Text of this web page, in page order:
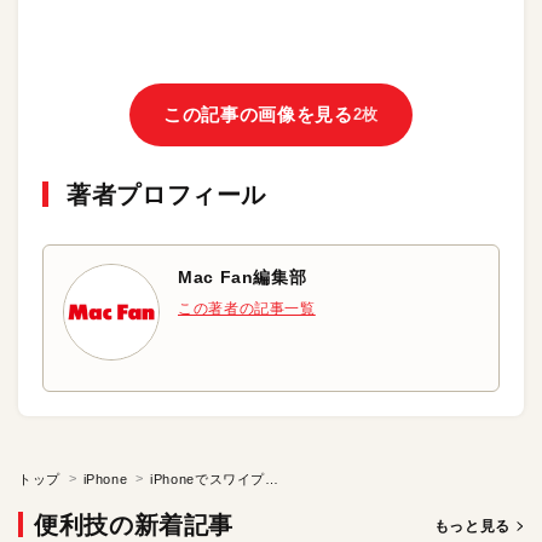
この記事の画像を見る2枚
著者プロフィール
Mac Fan編集部
この著者の記事一覧
トップ iPhone
便利技の新着記事 もっと見る